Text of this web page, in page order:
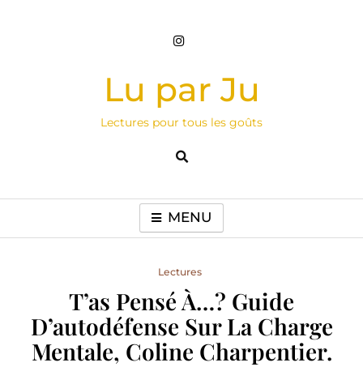
Lu par Ju
Lectures pour tous les goûts
MENU
Lectures
T’as Pensé À…? Guide
D’autodéfense Sur La Charge
Mentale, Coline Charpentier.